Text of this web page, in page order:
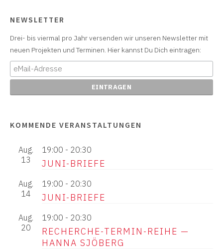
NEWSLETTER
Drei- bis viermal pro Jahr versenden wir unseren Newsletter mit
neuen Projekten und Terminen. Hier kannst Du Dich eintragen:
KOMMENDE VERANSTALTUNGEN
Aug.
13
19:00 - 20:30
JUNI-BRIEFE
Aug.
14
19:00 - 20:30
JUNI-BRIEFE
Aug.
20
19:00 - 20:30
RECHERCHE-TERMIN-REIHE —
HANNA SJÖBERG